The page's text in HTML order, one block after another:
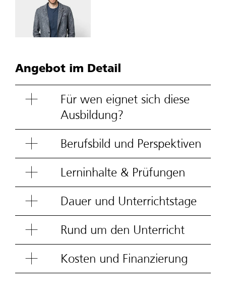
Angebot im Detail
Für wen eignet sich diese
Ausbildung?
Berufsbild und Perspektiven
Lerninhalte & Prüfungen
Dauer und Unterrichtstage
Rund um den Unterricht
Kosten und Finanzierung